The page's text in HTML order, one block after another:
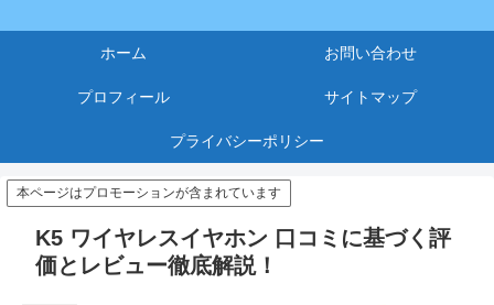
ホーム お問い合わせ
プロフィール サイトマップ
プライバシーポリシー
本ページはプロモーションが含まれています
K5 ワイヤレスイヤホン 口コミに基づく評
価とレビュー徹底解説！